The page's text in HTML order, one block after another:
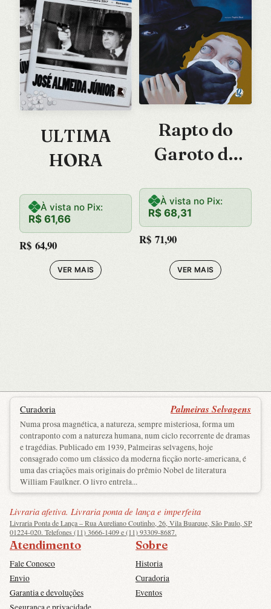
ULTIMA
HORA
À vista no Pix:
R$ 61,66
R$ 64,90
VER MAIS
Rapto do
Garoto de
À vista no Pix:
R$ 68,31
R$ 71,90
VER MAIS
Curadoria Palmeiras Selvagens
Numa prosa magnética, a natureza, sempre misteriosa, forma um
contraponto com a natureza humana, num ciclo recorrente de dramas
e tragédias. Publicado em 1939, Palmeiras selvagens, hoje
consagrado como um clássico da moderna ficção norte-americana, é
uma das criações mais originais do prêmio Nobel de literatura
William Faulkner. O livro entrela...
Livraria afetiva. Livraria ponta de lança e imperfeita
Livraria Ponta de Lança – Rua Aureliano Coutinho, 26, Vila Buarque, São Paulo, SP
01224-020. Telefones (11) 3666-1409 e (11) 93309-8687.
Atendimento
Fale Conosco
Envio
Garantia e devoluções
Sobre
Historia
Curadoria
Eventos